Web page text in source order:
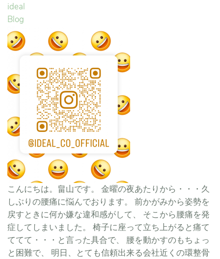
ideal
Blog
こんにちは。畠山です。 金曜の夜あたりから・・・久
しぶりの腰痛に悩んでおります。 前かがみから姿勢を
戻すときに何か嫌な違和感がして、 そこから腰痛を発
症してしまいました。 椅子に座って立ち上がると痛て
ててて・・・と言った具合で、 腰を動かすのもちょっ
と困難で、 明日、とても信頼出来る会社近くの環整骨